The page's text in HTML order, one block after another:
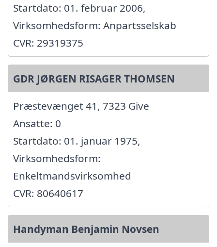
Startdato: 01. februar 2006,
Virksomhedsform: Anpartsselskab
CVR: 29319375
GDR JØRGEN RISAGER THOMSEN
Præstevænget 41, 7323 Give
Ansatte: 0
Startdato: 01. januar 1975,
Virksomhedsform:
Enkeltmandsvirksomhed
CVR: 80640617
Handyman Benjamin Novsen